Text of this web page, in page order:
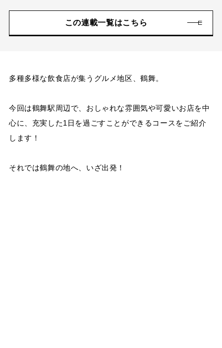
この連載一覧はこちら
多種多様な飲食店が集うグルメ地区、鶴舞。
今回は鶴舞駅周辺で、おしゃれな雰囲気や可愛いお店を中
心に、充実した1日を過ごすことができるコースをご紹介
します！
それでは鶴舞の地へ、いざ出発！